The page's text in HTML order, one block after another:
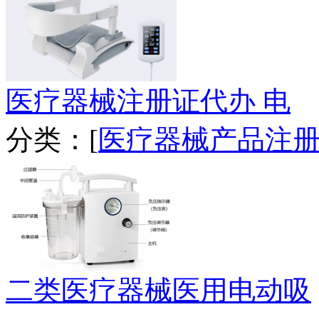
医疗器械注册证代办 电
分类：[医疗器械产品注
二类医疗器械医用电动吸